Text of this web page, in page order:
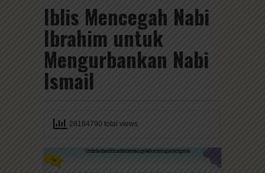
Iblis Mencegah Nabi
Ibrahim untuk
Mengurbankan Nabi
Ismail
28184790 total views